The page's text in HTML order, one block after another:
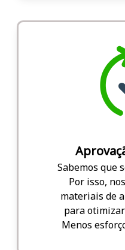
Sabemos que
Por isso,
materiais de
para
Menos